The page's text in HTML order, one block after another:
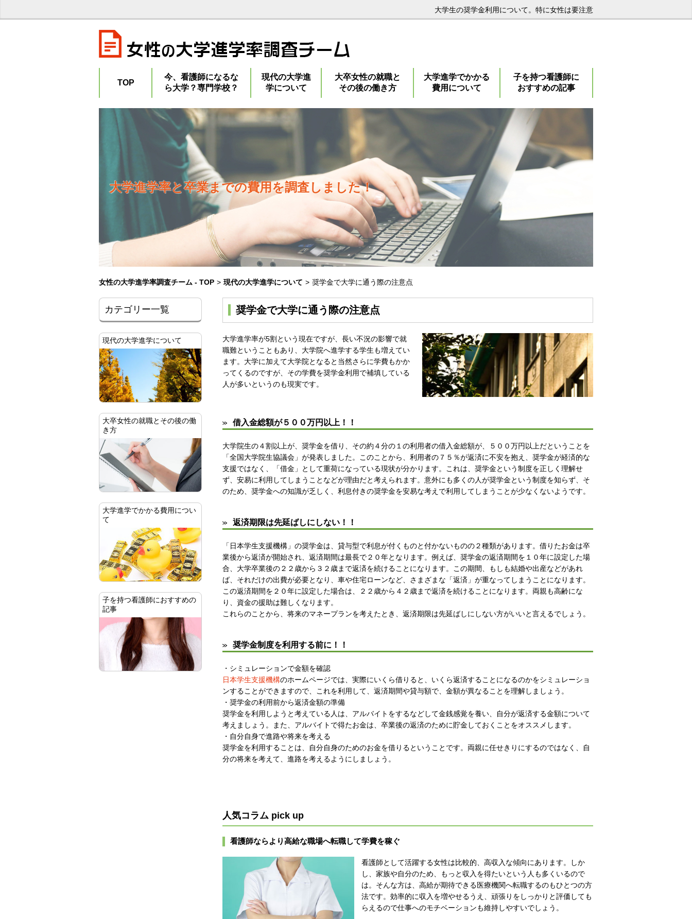
大学生の奨学金利用について。特に女性は要注意
TOP
今、看護師になるな
ら大学？専門学校？
現代の大学進
学について
大卒女性の就職と
その後の働き方
大学進学でかかる
費用について
子を持つ看護師に
おすすめの記事
大学進学率と卒業までの費用を調査しました！
女性の大学進学率調査チーム - TOP > 現代の大学進学について > 奨学金で大学に通う際の注意点
カテゴリー一覧
現代の大学進学について
大卒女性の就職とその後の働
き方
大学進学でかかる費用につい
て
子を持つ看護師におすすめの
記事
奨学金で大学に通う際の注意点
大学進学率が5割という現在ですが、長い不況の影響で就
職難ということもあり、大学院へ進学する学生も増えてい
ます。大学に加えて大学院となると当然さらに学費もかか
ってくるのですが、その学費を奨学金利用で補填している
人が多いというのも現実です。
借入金総額が５００万円以上！！
大学院生の４割以上が、奨学金を借り、その約４分の１の利用者の借入金総額が、５００万円以上だということを
「全国大学院生協議会」が発表しました。このことから、利用者の７５％が返済に不安を抱え、奨学金が経済的な
支援ではなく、「借金」として重荷になっている現状が分かります。これは、奨学金という制度を正しく理解せ
ず、安易に利用してしまうことなどが理由だと考えられます。意外にも多くの人が奨学金という制度を知らず、そ
のため、奨学金への知識が乏しく、利息付きの奨学金を安易な考えで利用してしまうことが少なくないようです。
返済期限は先延ばしにしない！！
「日本学生支援機構」の奨学金は、貸与型で利息が付くものと付かないものの２種類があります。借りたお金は卒
業後から返済が開始され、返済期間は最長で２０年となります。例えば、奨学金の返済期間を１０年に設定した場
合、大学卒業後の２２歳から３２歳まで返済を続けることになります。この期間、もしも結婚や出産などがあれ
ば、それだけの出費が必要となり、車や住宅ローンなど、さまざまな「返済」が重なってしまうことになります。
この返済期間を２０年に設定した場合は、２２歳から４２歳まで返済を続けることになります。両親も高齢にな
り、資金の援助は難しくなります。
これらのことから、将来のマネープランを考えたとき、返済期限は先延ばしにしない方がいいと言えるでしょう。
奨学金制度を利用する前に！！
・シミュレーションで金額を確認
日本学生支援機構のホームページでは、実際にいくら借りると、いくら返済することになるのかをシミュレーショ
ンすることができますので、これを利用して、返済期間や貸与額で、金額が異なることを理解しましょう。
・奨学金の利用前から返済金額の準備
奨学金を利用しようと考えている人は、アルバイトをするなどして金銭感覚を養い、自分が返済する金額について
考えましょう。また、アルバイトで得たお金は、卒業後の返済のために貯金しておくことをオススメします。
・自分自身で進路や将来を考える
奨学金を利用することは、自分自身のためのお金を借りるということです。両親に任せきりにするのではなく、自
分の将来を考えて、進路を考えるようにしましょう。
人気コラム pick up
看護師ならより高給な職場へ転職して学費を稼ぐ
看護師として活躍する女性は比較的、高収入な傾向にあります。しか
し、家族や自分のため、もっと収入を得たいという人も多くいるので
は。そんな方は、高給が期待できる医療機関へ転職するのもひとつの方
法です。効率的に収入を増やせるうえ、頑張りをしっかりと評価しても
らえるので仕事へのモチベーションも維持しやすいでしょう。